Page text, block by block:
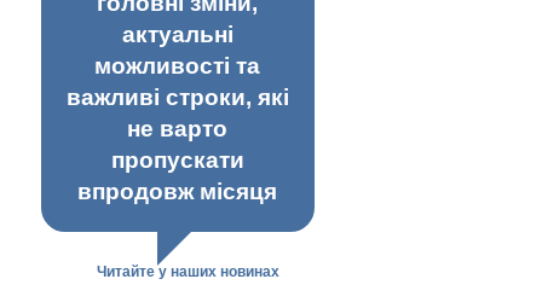
актуальні
можливості та
важливі строки, які
не варто
пропускати
впродовж місяця
Читайте у наших новинах